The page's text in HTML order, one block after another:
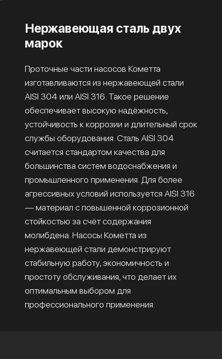
Нержавеющая сталь двух
марок
Проточные части насосов Кометта
изготавливаются из нержавеющей стали
AISI 304 или AISI 316. Такое решение
обеспечивает высокую надёжность,
устойчивость к коррозии и длительный срок
службы оборудования. Сталь AISI 304
считается стандартом качества для
большинства систем водоснабжения и
промышленного применения. Для более
агрессивных условий используется AISI 316
— материал с повышенной коррозионной
стойкостью за счёт содержания
молибдена. Насосы Кометта из
нержавеющей стали демонстрируют
стабильную работу, экономичность и
простоту обслуживания, что делает их
оптимальным выбором для
профессионального применения.